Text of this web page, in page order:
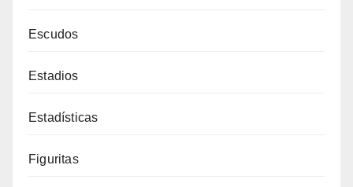
Escudos
Estadios
Estadísticas
Figuritas